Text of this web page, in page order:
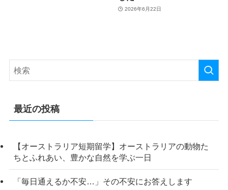
2026年6月22日
最近の投稿
【オーストラリア短期留学】オーストラリアの動物た
ちとふれあい、豊かな自然を学ぶ一日
「毎日通えるか不安…」その不安にお答えします